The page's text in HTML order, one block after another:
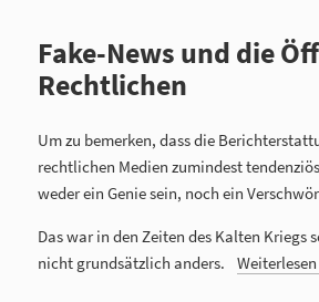
Fake-News und die
Rechtlichen
Um zu bemerken, dass die
rechtlichen Medien zumindest
weder ein Genie sein, noch ein
Das war in den Zeiten des Kalten Kriegs
nicht grundsätzlich anders.Weiterlesen